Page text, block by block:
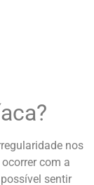
nos
com a
sentir